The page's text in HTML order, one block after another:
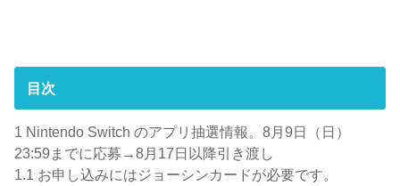
目次
1 Nintendo Switch のアプリ抽選情報。8月9日（日）
23:59までに応募→8月17日以降引き渡し
1.1 お申し込みにはジョーシンカードが必要です。